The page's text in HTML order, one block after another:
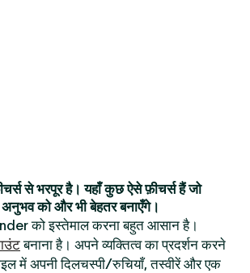
से भरपूर है। यहाँ कुछ ऐसे फ़ीचर्स हैं जो
को और भी बेहतर बनाएँगे।
को इस्तेमाल करना बहुत आसान है।
बनाना है। अपने व्यक्तित्व का प्रदर्शन करने
में अपनी दिलचस्पी/रुचियाँ, तस्वीरें और एक